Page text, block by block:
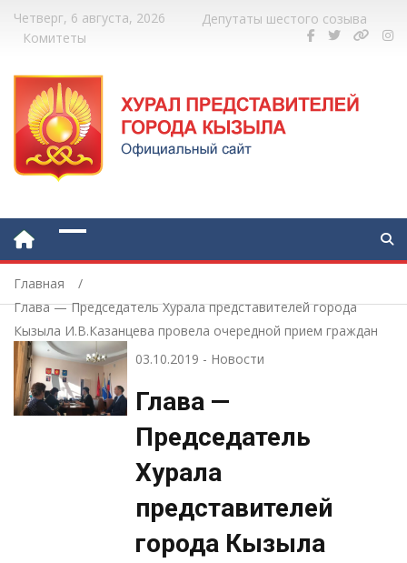
Четверг, 6 августа, 2026
Депутаты шестого созыва
Комитеты
Главная
Глава — Председатель Хурала представителей города
Кызыла И.В.Казанцева провела очередной прием граждан
03.10.2019 - Новости
Глава —
Председатель
Хурала
представителей
города Кызыла